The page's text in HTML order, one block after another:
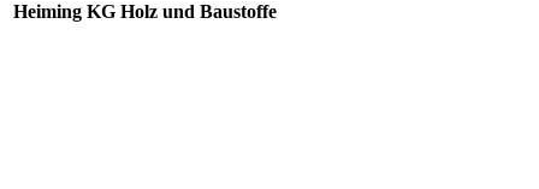
Heiming KG Holz und Baustoffe